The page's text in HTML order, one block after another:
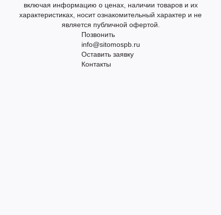
включая информацию о ценах, наличии товаров и их
характеристиках, носит ознакомительный характер и не
является публичной офертой.
Позвонить
info@sitomospb.ru
Оставить заявку
Контакты